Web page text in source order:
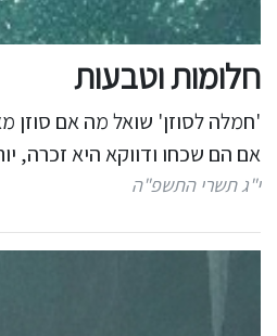
חלומות וטבעות
'חמלה לסוזן' שואל מה אם סוזן
אם הם שכחו ודווקא היא זכרה,
י"ג תשרי התשפ"ה